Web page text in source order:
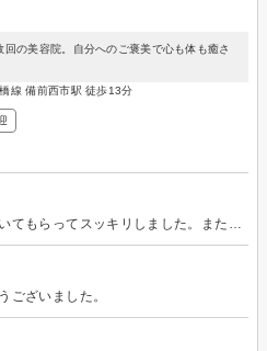
の美容院。自分へのご褒美で心も体も癒さ
線 備前西市駅 徒歩13分
ございました。